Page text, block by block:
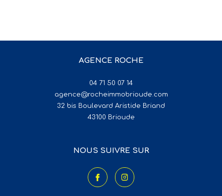
AGENCE ROCHE
04 71 50 07 14
agence@rocheimmobrioude.com
32 bis Boulevard Aristide Briand
43100
brioude
NOUS SUIVRE SUR